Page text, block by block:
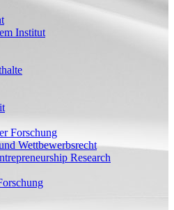
Institut
Forschung
Wettbewerbsrecht
Research